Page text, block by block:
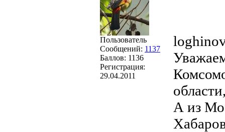
Пользователь
Сообщений: 1137
Баллов: 1136
Регистрация:
29.04.2011
А из